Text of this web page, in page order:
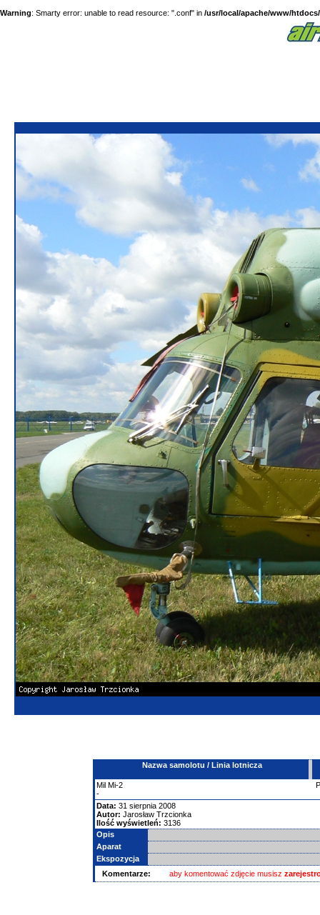
Warning: Smarty error: unable to read resource: ".conf" in /usr/local/apache/www/
Nazwa samolotu / Linia lotnicza
Mil Mi-2
-
Data: 31 sierpnia 2008
Autor: Jarosław Trzcionka
Ilość wyświetleń: 3136
Opis
Aparat
Ekspozycja
Komentarze:
aby komentować zdjęcie musisz